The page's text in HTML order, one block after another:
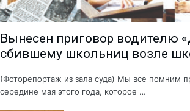
Вынесен приговор водителю
сбившему школьниц возле
(Фоторепортаж из зала суда) Мы все помним
середине мая этого года, которое …